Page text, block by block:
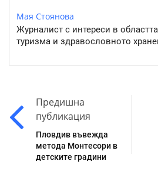
Мая Стоянова
Журналист с интереси в
туризма и здравословното
Предишна
публикация
Пловдив въвежда
метода Монтесори в
детските градини